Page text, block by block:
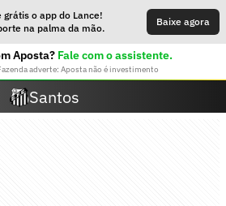
grátis o app do Lance!
na palma da mão.
Baixe agora
Aposta? Fale com o assistente.
adverte: Aposta não é investimento
Santos